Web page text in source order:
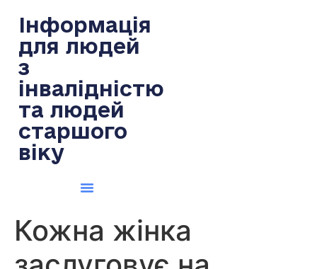
Інформація
для людей
з
інвалідністю
та людей
старшого
віку
Кожна жінка